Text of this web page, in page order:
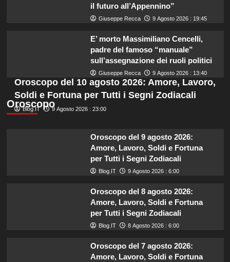
il futuro all’Appennino”
Giuseppe Recca 9 Agosto 2026 : 19:45
E’ morto Massimiliano Cencelli,
padre del famoso “manuale”
sull’assegnazione dei ruoli politici
Giuseppe Recca 9 Agosto 2026 : 13:40
Oroscopo
Oroscopo del 10 agosto 2026: Amore, Lavoro,
Soldi e Fortuna per Tutti i Segni Zodiacali
Blog.IT 9 Agosto 2026 : 23:00
Oroscopo del 9 agosto 2026:
Amore, Lavoro, Soldi e Fortuna
per Tutti i Segni Zodiacali
Blog.IT 9 Agosto 2026 : 6:00
Oroscopo del 8 agosto 2026:
Amore, Lavoro, Soldi e Fortuna
per Tutti i Segni Zodiacali
Blog.IT 8 Agosto 2026 : 6:00
Oroscopo del 7 agosto 2026:
Amore, Lavoro, Soldi e Fortuna